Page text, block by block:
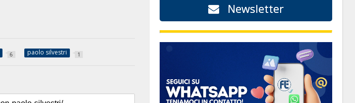
6 paolo silvestri 1
Newsletter